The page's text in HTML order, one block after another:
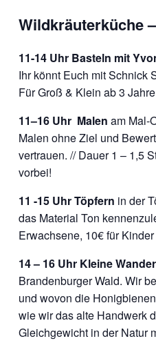
Wildkräuterküche
11-14 Uhr Basteln mit
Ihr könnt Euch mit Schnick
Für Groß & Klein ab 3
11–16 Uhr Malen am Mal-
Malen ohne Ziel und
vertrauen. // Dauer 1 – 1,5
vorbei!
11 -15 Uhr Töpfern in der
das Material Ton
Erwachsene, 10€ für
14 – 16 Uhr Kleine
Brandenburger Wald. Wir
und wovon die
wie wir das alte Handwerk
Gleichgewicht in der Natur